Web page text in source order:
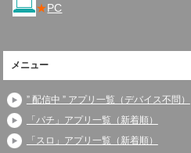
★PC
メニュー
” 配信中 ” アプリ一覧（デバイス不問）
「パチ」アプリ一覧（新着順）
「スロ」アプリ一覧（新着順）